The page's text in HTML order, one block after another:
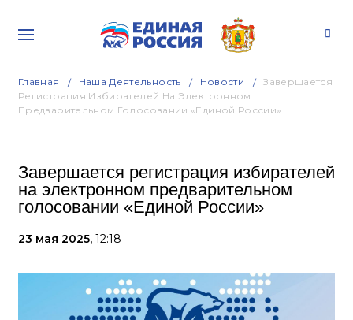
Главная Наша Деятельность Новости
Завершается
Регистрация Избирателей На Электронном
Предварительном Голосовании «Единой России»
Завершается регистрация избирателей
на электронном предварительном
голосовании «Единой России»
23 мая 2025, 12:18